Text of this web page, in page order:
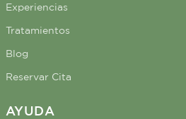
Experiencias
Tratamientos
Blog
Reservar Cita
AYUDA